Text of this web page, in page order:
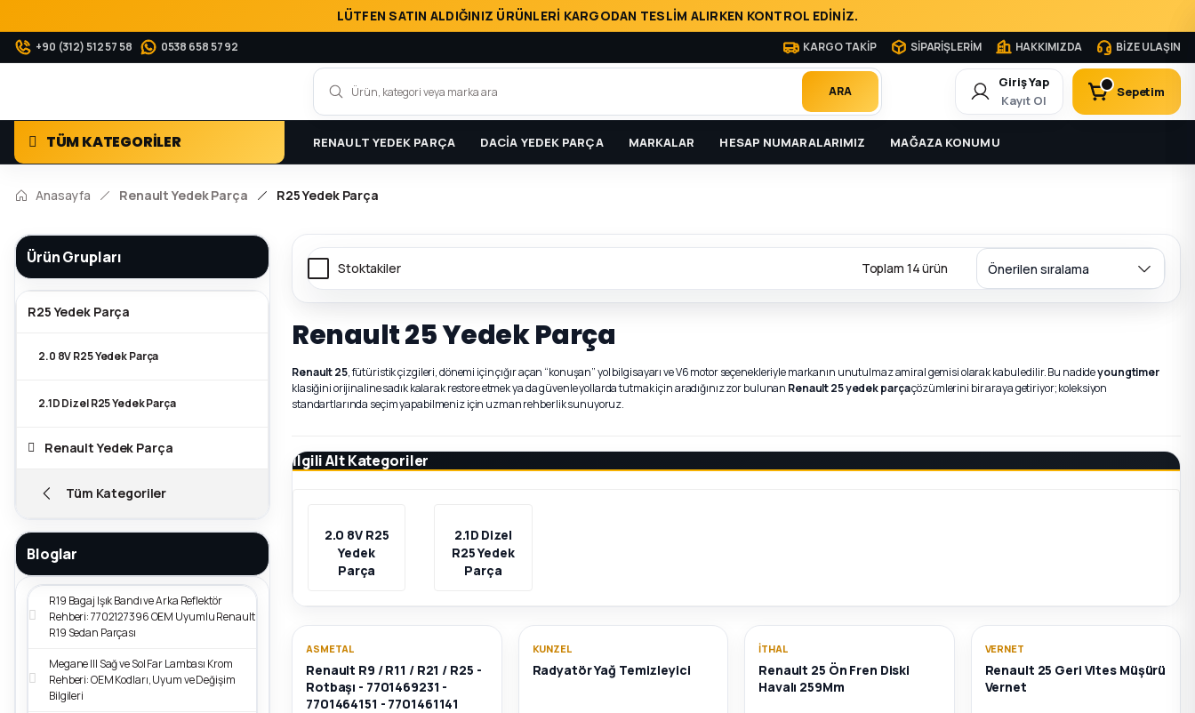
LÜTFEN SATIN ALDIĞINIZ ÜRÜNLERİ KARGODAN TESLİM ALIRKEN KONTROL EDİNİZ.
+90 (312) 512 57 58 0538 658 57 92 KARGO TAKİP SİPARİŞLERİM HAKKIMIZDA BİZE ULAŞIN
ARA
Giriş Yap
Kayıt Ol
Sepetim
TÜM KATEGORİLER RENAULT YEDEK PARÇA DACİA YEDEK PARÇA MARKALAR HESAP NUMARALARIMIZ MAĞAZA KONUMU
Anasayfa Renault Yedek Parça R25 Yedek Parça
Ürün Grupları
R25 Yedek Parça
2.0 8V R25 Yedek Parça
2.1D Dizel R25 Yedek Parça
Renault Yedek Parça
Tüm Kategoriler
Bloglar
R19 Bagaj Işık Bandı ve Arka Reflektör
Rehberi: 7702127396 OEM Uyumlu Renault
R19 Sedan Parçası
Megane III Sağ ve Sol Far Lambası Krom
Rehberi: OEM Kodları, Uyum ve Değişim
Bilgileri
Stoktakiler Toplam 14 ürün
Renault 25 Yedek Parça
Renault 25, fütüristik çizgileri, dönemi için çığır açan “konuşan” yol bilgisayarı ve V6 motor seçenekleriyle markanın unutulmaz amiral gemisi olarak kabul edilir. Bu nadideyoungtimer
klasiğini orijinaline sadık kalarak restore etmek ya da güvenle yollarda tutmak için aradığınız zor bulunan Renault 25 yedek parçaçözümlerini bir araya getiriyor; koleksiyon
standartlarında seçim yapabilmeniz için uzman rehberlik sunuyoruz.
İlgili Alt Kategoriler
2.0 8V R25
Yedek
Parça
2.1D Dizel
R25 Yedek
Parça
ASMETAL
Renault R9 / R11 / R21 / R25 -
Rotbaşı - 7701469231 -
7701464151 - 7701461141
KUNZEL
Radyatör Yağ Temizleyici
İTHAL
Renault 25 Ön Fren Diski
Havalı 259Mm
VERNET
Renault 25 Geri Vites Müşürü
Vernet